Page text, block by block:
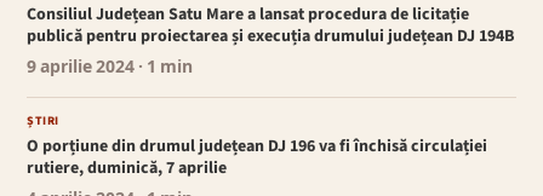
Consiliul Județean Satu Mare a lansat procedura de licitație
publică pentru proiectarea și execuția drumului județean DJ 194B
9 aprilie 2024 · 1 min
ȘTIRI
O porțiune din drumul județean DJ 196 va fi închisă circulației
rutiere, duminică, 7 aprilie